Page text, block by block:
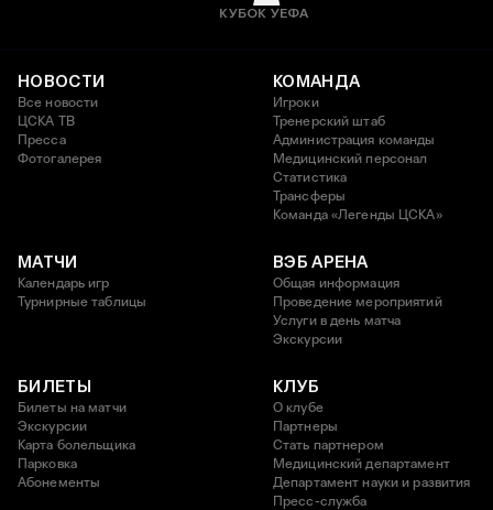
КУБОК УЕФА
НОВОСТИ
Все новости
ЦСКА ТВ
Пресса
Фотогалерея
КОМАНДА
Игроки
Тренерский штаб
Администрация команды
Медицинский персонал
Статистика
Трансферы
Команда «Легенды ЦСКА»
МАТЧИ
Календарь игр
Турнирные таблицы
ВЭБ АРЕНА
Общая информация
Проведение мероприятий
Услуги в день матча
Экскурсии
БИЛЕТЫ
Билеты на матчи
Экскурсии
Карта болельщика
Парковка
Абонементы
КЛУБ
О клубе
Партнеры
Стать партнером
Медицинский департамент
Департамент науки и развития
Пресс-служба